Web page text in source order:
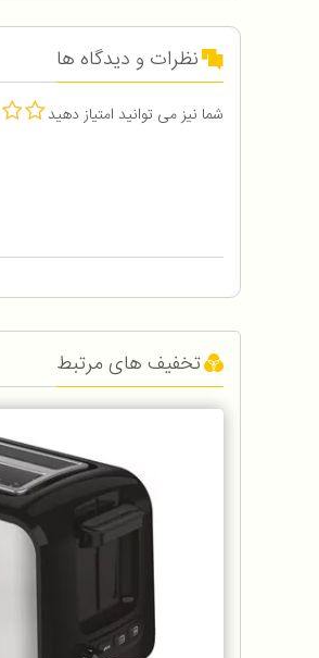
نظرات و دیدگاه ها
شما نیز می توانید امتیاز دهید
تخفیف های مرتبط